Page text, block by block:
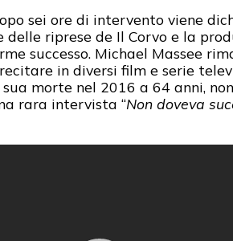
sei ore di intervento viene
riprese de Il Corvo e la
successo. Michael Massee
in diversi film e serie
morte nel 2016 a 64 anni,
rara intervista “Non doveva